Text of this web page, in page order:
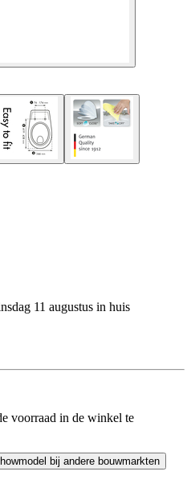
11 augustus in huis
voorraad in de winkel te
bij andere bouwmarkten